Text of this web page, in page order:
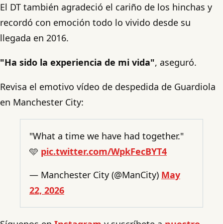
El DT también agradeció el cariño de los hinchas y
recordó con emoción todo lo vivido desde su
llegada en 2016.
"Ha sido la experiencia de mi vida", aseguró.
Revisa el emotivo vídeo de despedida de Guardiola
en Manchester City:
"What a time we have had together."
🩵 pic.twitter.com/WpkFecBYT4
— Manchester City (@ManCity) May
22, 2026